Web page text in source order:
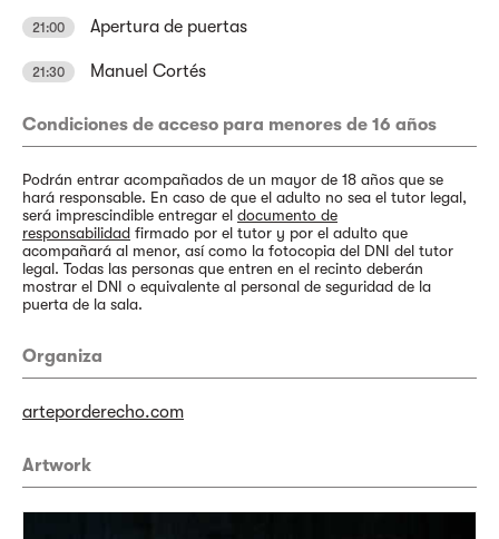
21:00 Apertura de puertas
21:30 Manuel Cortés
Condiciones de acceso para menores de 16 años
Podrán entrar acompañados de un mayor de 18 años que se
hará responsable. En caso de que el adulto no sea el tutor legal,
será imprescindible entregar el documento de
responsabilidad firmado por el tutor y por el adulto que
acompañará al menor, así como la fotocopia del DNI del tutor
legal. Todas las personas que entren en el recinto deberán
mostrar el DNI o equivalente al personal de seguridad de la
puerta de la sala.
Organiza
arteporderecho.com
Artwork